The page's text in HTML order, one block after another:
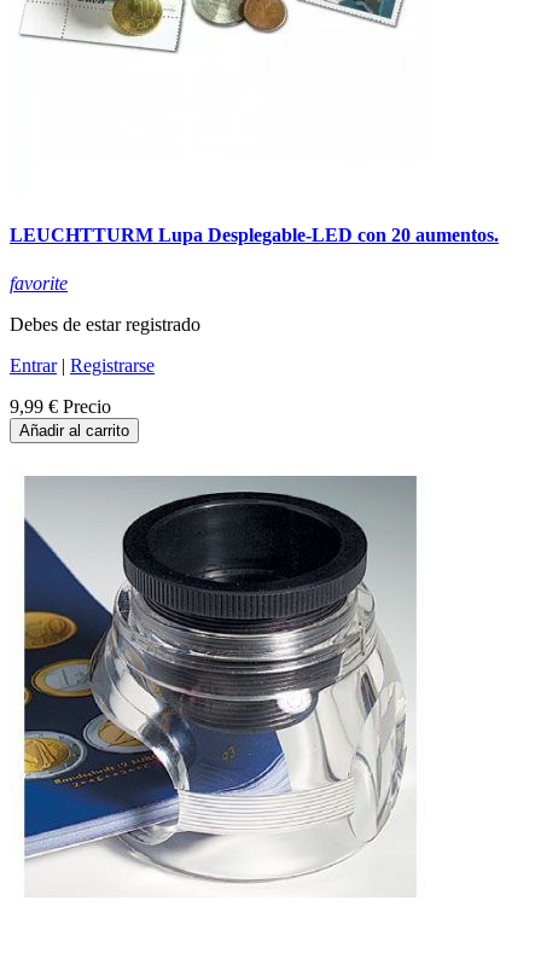
LEUCHTTURM Lupa Desplegable-LED con 20 aumentos.
favorite
Debes de estar registrado
Entrar| Registrarse
9,99 € Precio
Añadir al carrito